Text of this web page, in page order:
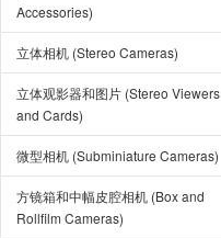
Accessories)
立体相机 (Stereo Cameras)
立体观影器和图片 (Stereo Viewers
and Cards)
微型相机 (Subminiature Cameras)
方镜箱和中幅皮腔相机 (Box and
Rollfilm Cameras)